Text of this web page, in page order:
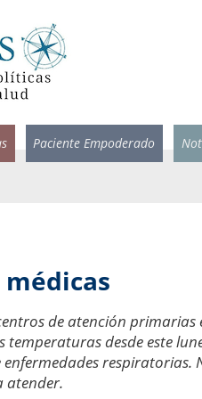
Paciente Empoderado
de atención
desde este
respiratorias.
atender.
asistente de
del mañana
pandemia cuando
se